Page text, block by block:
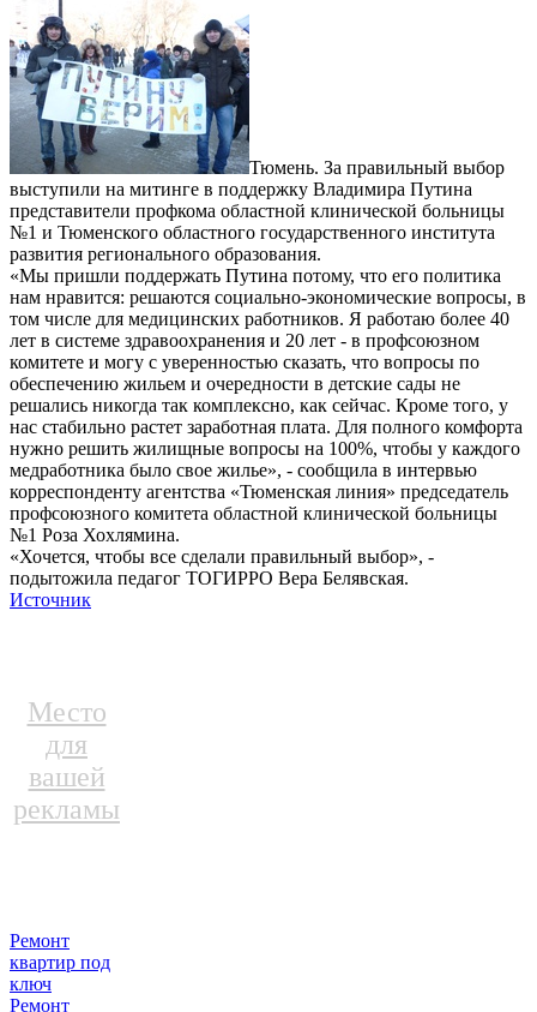
Тюмень. За правильный выбор
выступили на митинге в поддержку Владимира Путина
представители профкома областной клинической больницы
№1 и Тюменского областного государственного института
развития регионального образования.
«Мы пришли поддержать Путина потому, что его политика
нам нравится: решаются социально-экономические вопросы, в
том числе для медицинских работников. Я работаю более 40
лет в системе здравоохранения и 20 лет - в профсоюзном
комитете и могу с уверенностью сказать, что вопросы по
обеспечению жильем и очередности в детские сады не
решались никогда так комплексно, как сейчас. Кроме того, у
нас стабильно растет заработная плата. Для полного комфорта
нужно решить жилищные вопросы на 100%, чтобы у каждого
медработника было свое жилье», - сообщила в интервью
корреспонденту агентства «Тюменская линия» председатель
профсоюзного комитета областной клинической больницы
№1 Роза Хохлямина.
«Хочется, чтобы все сделали правильный выбор», -
подытожила педагог ТОГИРРО Вера Белявская.
Источник
Место
для
вашей
рекламы
Ремонт
квартир под
ключ
Ремонт